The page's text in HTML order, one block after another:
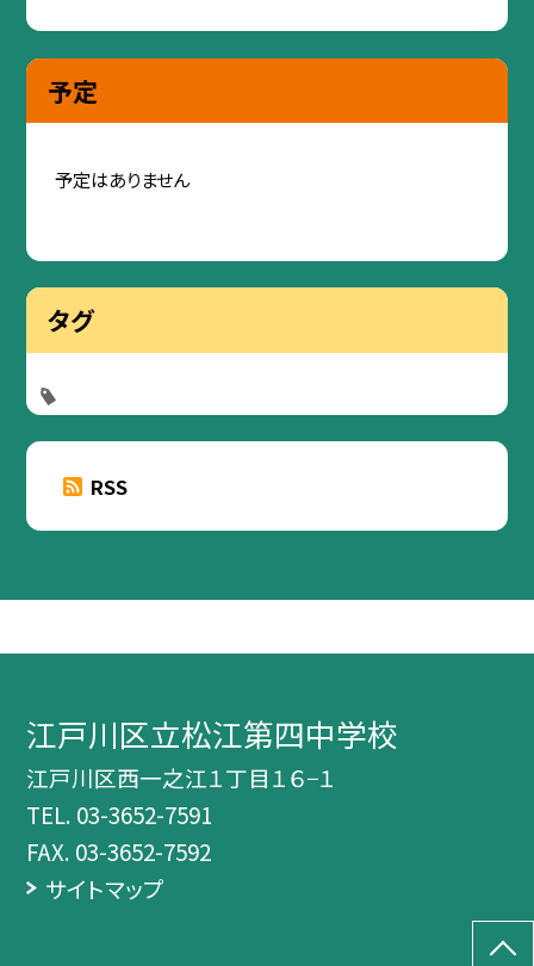
予定
予定はありません
タグ
RSS
江戸川区立松江第四中学校
江戸川区西一之江１丁目１６−１
TEL. 03-3652-7591
FAX. 03-3652-7592
サイトマップ